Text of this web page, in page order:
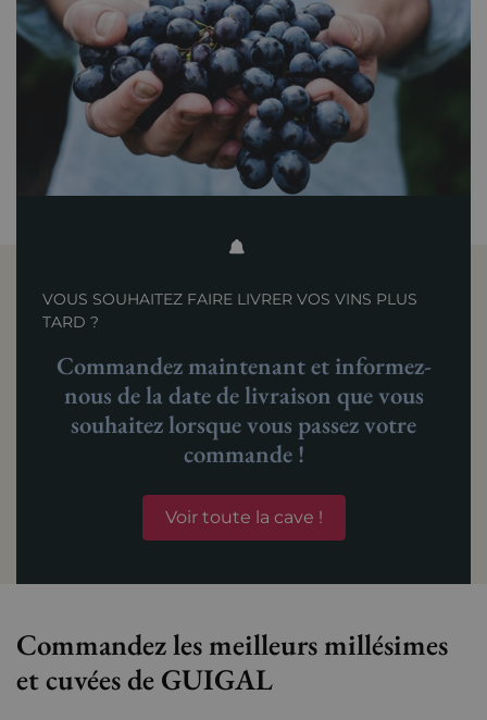
VOUS SOUHAITEZ FAIRE LIVRER VOS VINS PLUS
TARD ?
Commandez maintenant et informez-
nous de la date de livraison que vous
souhaitez lorsque vous passez votre
commande !
Voir toute la cave !
Commandez les meilleurs millésimes
et cuvées de GUIGAL